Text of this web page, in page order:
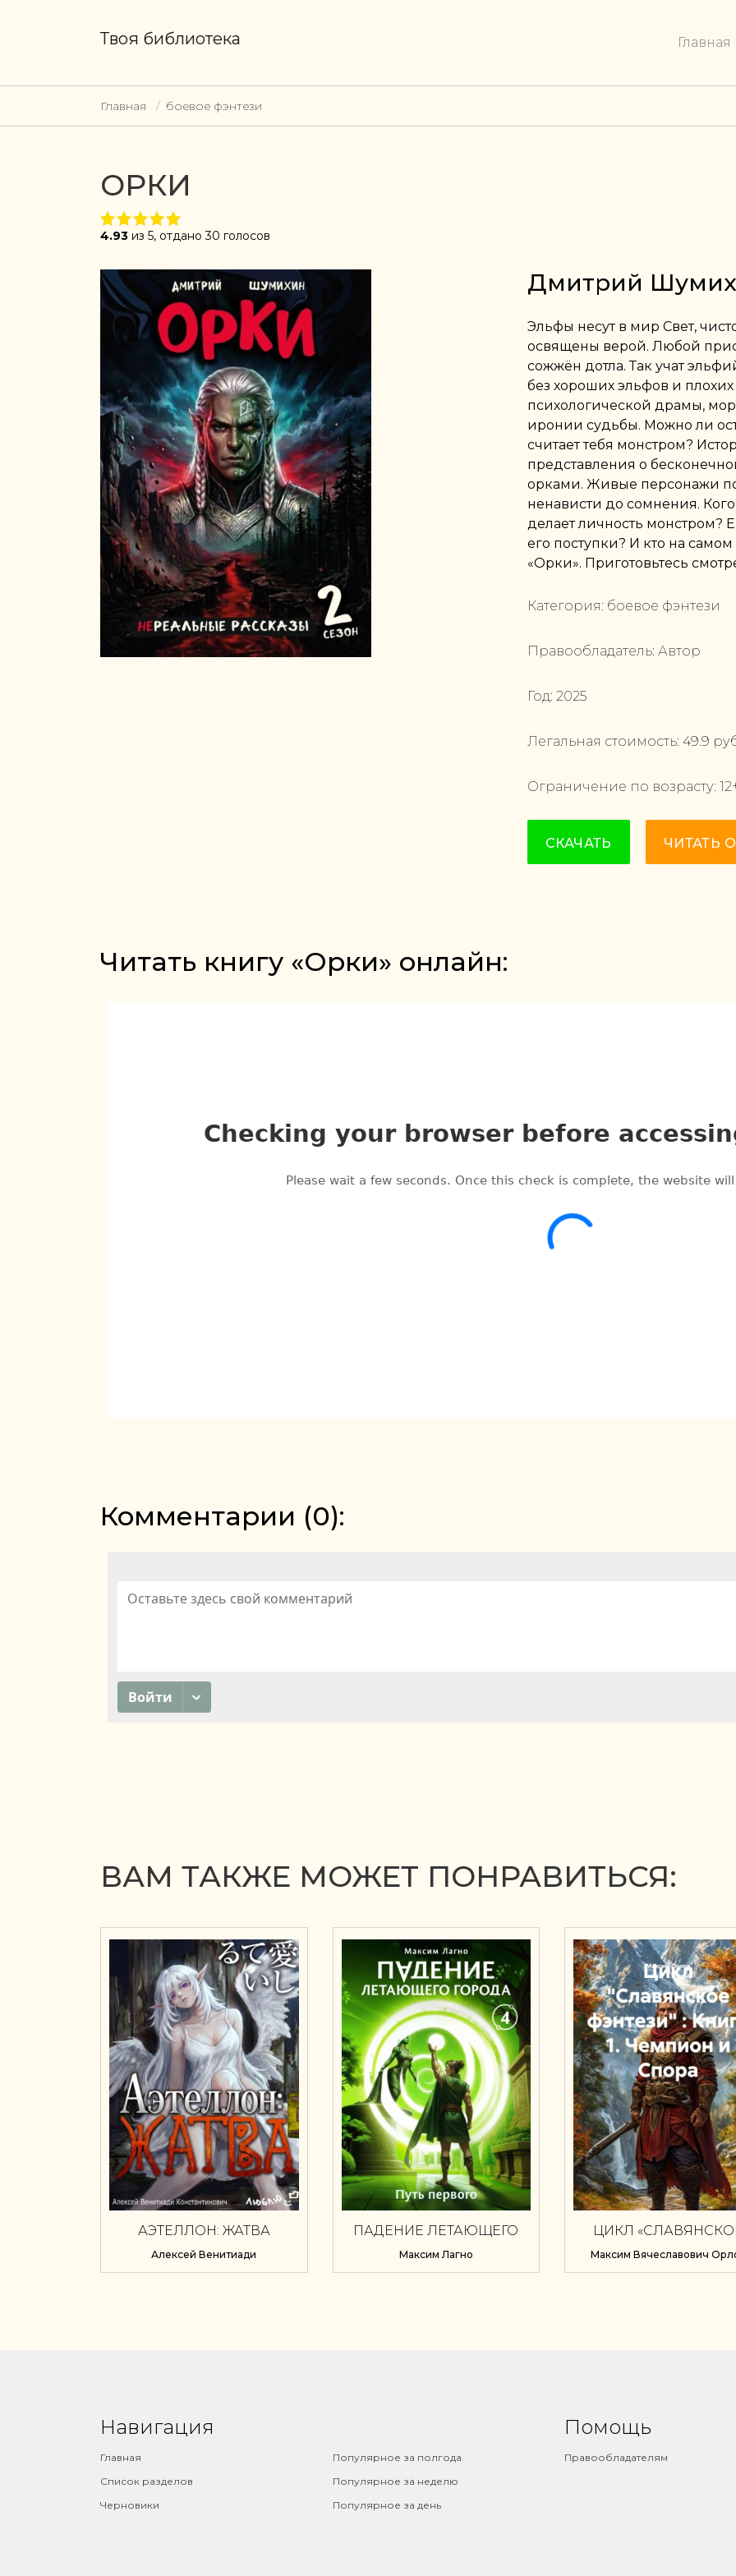
Твоя библиотека Главная
Главная боевое фэнтези
ОРКИ
4.93 из 5, отдано 30 голосов
Дмитрий
Эльфы несут в мир Свет,
освящены верой. Любой
сожжён дотла. Так учат
без хороших эльфов и
психологической драмы,
иронии судьбы. Можно ли
считает тебя монстром?
представления о
орками. Живые персонажи по
ненависти до сомнения.
делает личность монстром?
его поступки? И кто на
«Орки». Приготовьтесь
Категория: боевое фэнтези
Правообладатель: Автор
Год: 2025
Легальная стоимость: 49.9
Ограничение по возрасту: 12
СКАЧАТЬ ЧИТАТЬ
Читать книгу «Орки» онлайн:
Комментарии (0):
ВАМ ТАКЖЕ МОЖЕТ ПОНРАВИТЬСЯ:
АЭТЕЛЛОН: ЖАТВА
Алексей Венитиади
ПАДЕНИЕ ЛЕТАЮЩЕГО
Максим Лагно
ЦИКЛ
ЧЕМПИОН И
Максим Вячеславович
Навигация
Главная
Список разделов
Черновики
Популярное за полгода
Популярное за неделю
Популярное за день
Помощь
Правообладателям